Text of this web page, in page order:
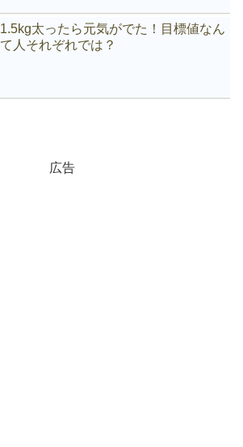
1.5kg太ったら元気がでた！目標値なん
て人それぞれでは？
広告